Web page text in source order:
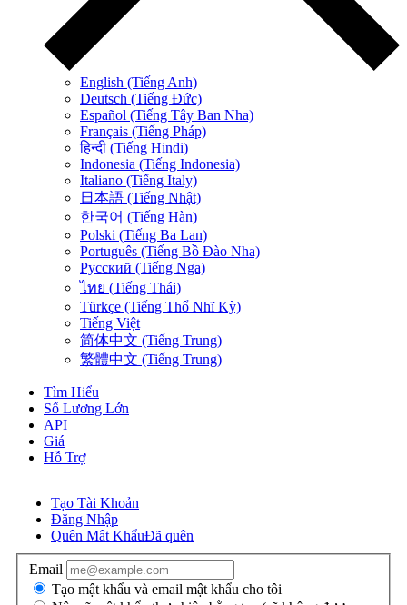
English (Tiếng Anh)
Deutsch (Tiếng Đức)
Español (Tiếng Tây Ban Nha)
Français (Tiếng Pháp)
हिन्दी (Tiếng Hindi)
Indonesia (Tiếng Indonesia)
Italiano (Tiếng Italy)
日本語 (Tiếng Nhật)
한국어 (Tiếng Hàn)
Polski (Tiếng Ba Lan)
Português (Tiếng Bồ Đào Nha)
Русский (Tiếng Nga)
ไทย (Tiếng Thái)
Türkçe (Tiếng Thổ Nhĩ Kỳ)
Tiếng Việt
简体中文 (Tiếng Trung)
繁體中文 (Tiếng Trung)
Tìm Hiểu
Số Lương Lớn
API
Giá
Hỗ Trợ